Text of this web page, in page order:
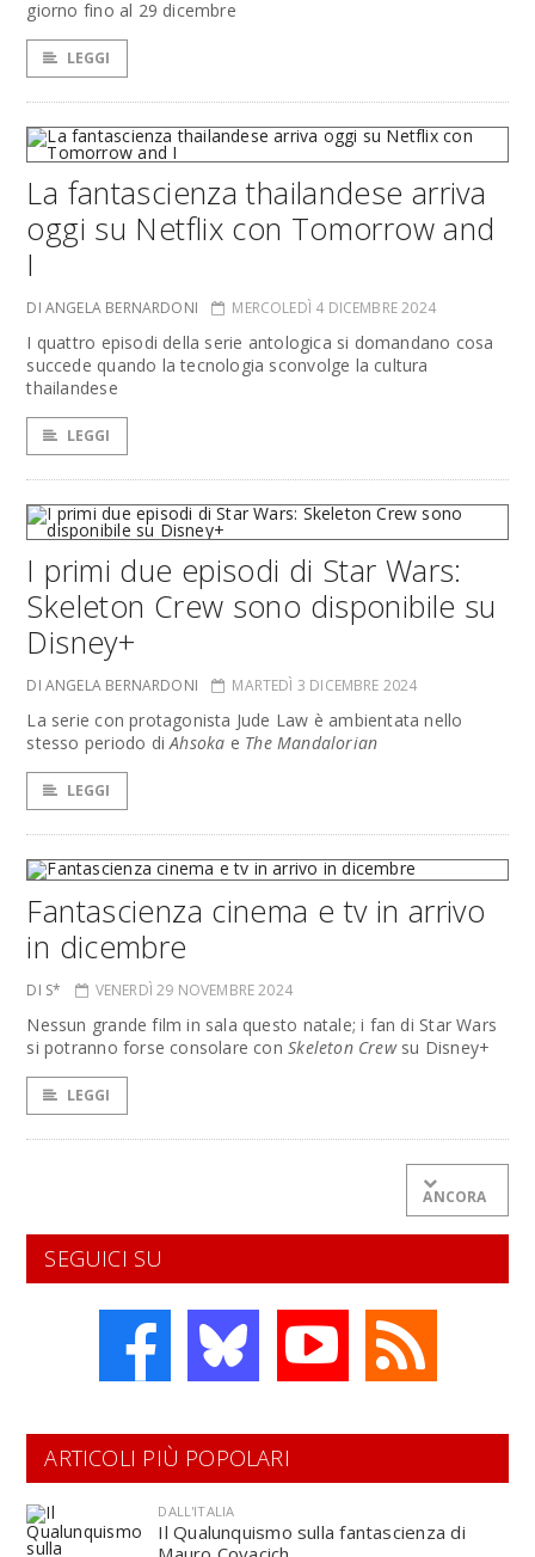
giorno fino al 29 dicembre
LEGGI
La fantascienza thailandese arriva
oggi su Netflix con Tomorrow and
I
DI ANGELA BERNARDONI MERCOLEDÌ 4 DICEMBRE 2024
I quattro episodi della serie antologica si domandano cosa
succede quando la tecnologia sconvolge la cultura
thailandese
LEGGI
I primi due episodi di Star Wars:
Skeleton Crew sono disponibile su
Disney+
DI ANGELA BERNARDONI MARTEDÌ 3 DICEMBRE 2024
La serie con protagonista Jude Law è ambientata nello
stesso periodo diAhsoka e The Mandalorian
LEGGI
Fantascienza cinema e tv in arrivo
in dicembre
DI S* VENERDÌ 29 NOVEMBRE 2024
Nessun grande film in sala questo natale; i fan di Star Wars
si potranno forse consolare conSkeleton Crewsu Disney+
LEGGI
ANCORA
SEGUICI SU
ARTICOLI PIÙ POPOLARI
DALL'ITALIA
Il Qualunquismo sulla fantascienza di